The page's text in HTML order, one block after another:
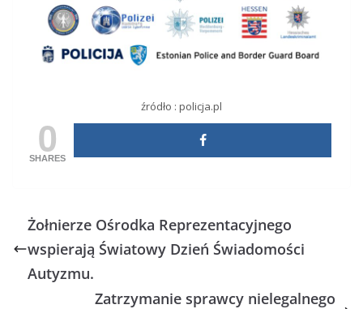
źródło : policja.pl
0
SHARES
Żołnierze Ośrodka Reprezentacyjnego
wspierają Światowy Dzień Świadomości
Autyzmu.
Zatrzymanie sprawcy nielegalnego